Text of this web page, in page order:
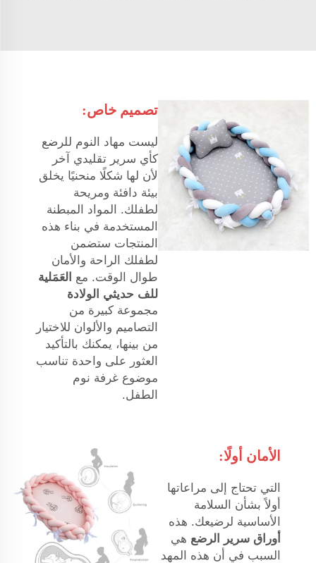
تصميم خاص:
ليست مهاد النوم للرضع
كأي سرير تقليدي آخر
لأن لها شكلًا منحنيًا يخلق
بيئة دافئة ومريحة
لطفلك. المواد المبطنة
المستخدمة في بناء هذه
المنتجات ستضمن
لطفلك الراحة والأمان
طوال الوقت. مع العَمَلية
للف حديثي الولادة
مجموعة كبيرة من
التصاميم والألوان للاختيار
من بينها، يمكنك بالتأكيد
العثور على واحدة تناسب
موضوع غرفة نوم
الطفل.
الأمان أولًا:
التي تحتاج إلى مراعاتها
أولاً بشأن السلامة
الأساسية لرضيعك. هذه
أوراق سرير الرضع هي
السبب في أن هذه المهد